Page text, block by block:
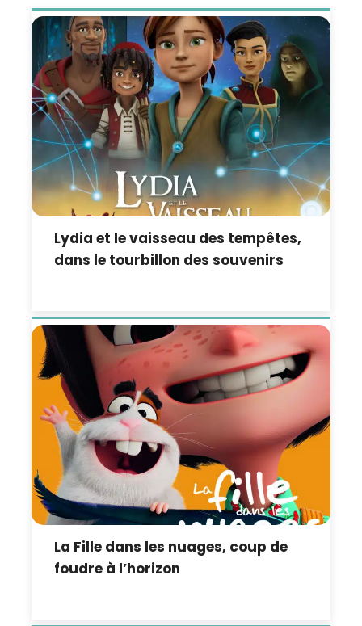
Lydia et le vaisseau des tempêtes,
dans le tourbillon des souvenirs
La Fille dans les nuages, coup de
foudre à l’horizon